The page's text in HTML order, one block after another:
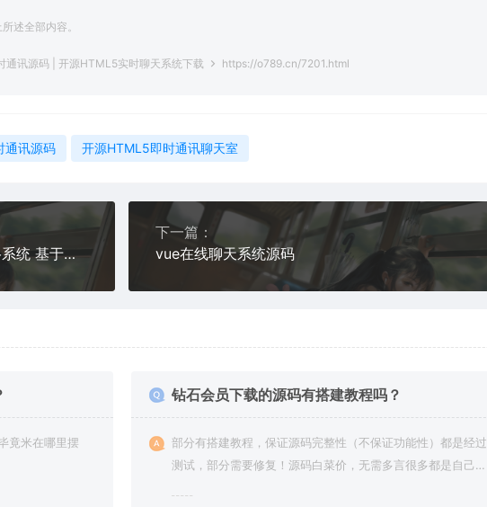
述全部内容。
通讯源码 | 开源HTML5实时聊天系统下载 https://o789.cn/7201.html
通讯源码 开源HTML5即时通讯聊天室
带详细安装视频 | 仿Twitter源码 社交网络系统 基于脉聊二次开发版本
下一篇：
vue在线聊天系统源码
竟米在哪里摆
钻石会员下载的源码有搭建教程吗？
部分有搭建教程，保证源码完整性（不保证功能性）都是经过
测试，部分需要修复！源码白菜价，无需多言很多都是自己修